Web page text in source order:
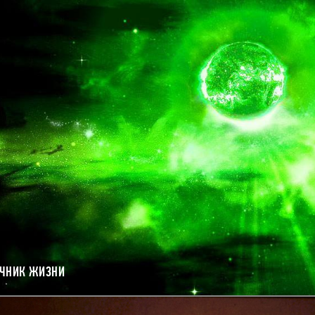
ЖИЗНИ